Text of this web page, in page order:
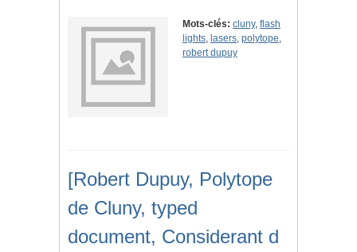
Mots-clés: cluny, flash
lights, lasers, polytope,
robert dupuy
[Robert Dupuy, Polytope
de Cluny, typed
document, Considerant d